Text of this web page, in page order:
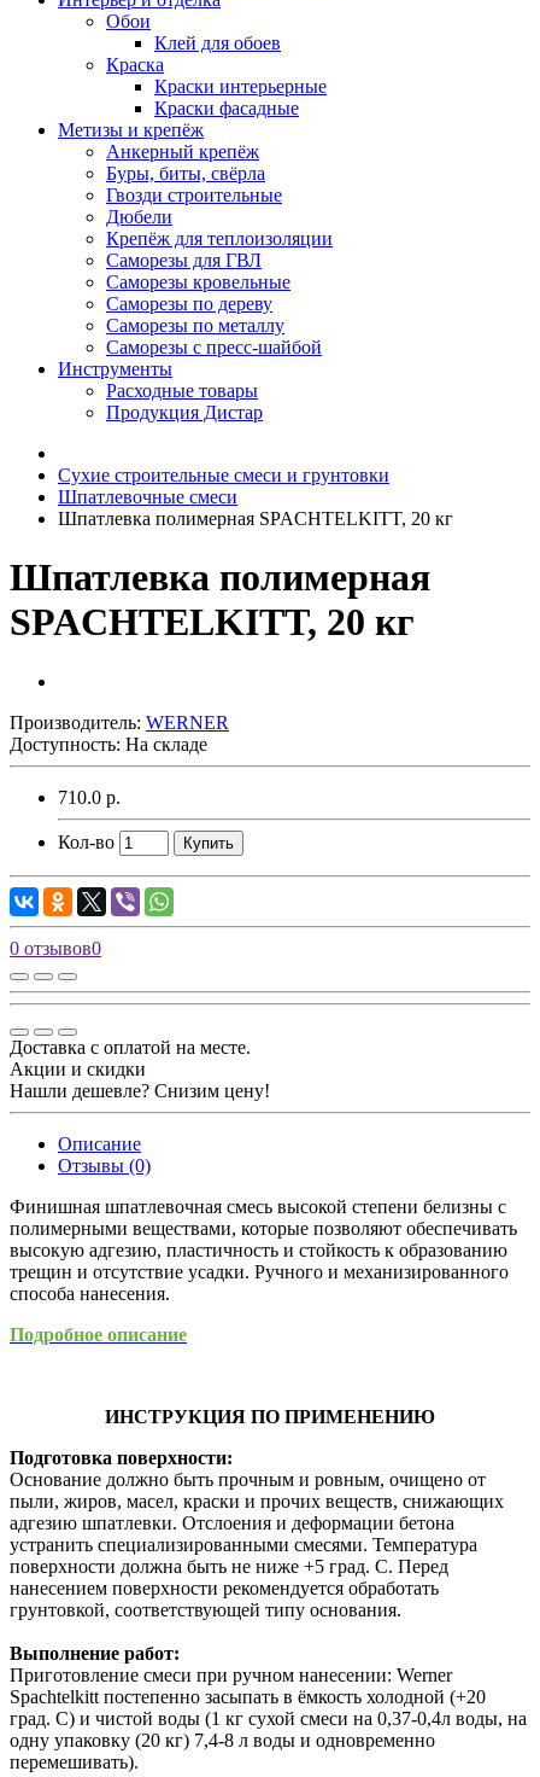
Обои
Клей для обоев
Краска
Краски интерьерные
Краски фасадные
Метизы и крепёж
Анкерный крепёж
Буры, биты, свёрла
Гвозди строительные
Дюбели
Крепёж для теплоизоляции
Саморезы для ГВЛ
Саморезы кровельные
Саморезы по дереву
Саморезы по металлу
Саморезы с пресс-шайбой
Инструменты
Расходные товары
Продукция Дистар
Сухие строительные смеси и грунтовки
Шпатлевочные смеси
Шпатлевка полимерная SPACHTELKITT, 20 кг
Шпатлевка полимерная
SPACHTELKITT, 20 кг
Производитель: WERNER
Доступность: На складе
710.0 р.
Кол-во Купить
0 отзывов0
Доставка с оплатой на месте.
Акции и скидки
Нашли дешевле? Снизим цену!
Описание
Отзывы (0)
Финишная шпатлевочная смесь высокой степени белизны с
полимерными веществами, которые позволяют обеспечивать
высокую адгезию, пластичность и стойкость к образованию
трещин и отсутствие усадки. Ручного и механизированного
способа нанесения.
Подробное описание
ИНСТРУКЦИЯ ПО ПРИМЕНЕНИЮ
Подготовка поверхности:
Основание должно быть прочным и ровным, очищено от
пыли, жиров, масел, краски и прочих веществ, снижающих
адгезию шпатлевки. Отслоения и деформации бетона
устранить специализированными смесями. Температура
поверхности должна быть не ниже +5 град. С. Перед
нанесением поверхности рекомендуется обработать
грунтовкой, соответствующей типу основания.
Выполнение работ:
Приготовление смеси при ручном нанесении: Werner
Spachtelkitt постепенно засыпать в ёмкость холодной (+20
град. С) и чистой воды (1 кг сухой смеси на 0,37-0,4л воды, на
одну упаковку (20 кг) 7,4-8 л воды и одновременно
перемешивать).